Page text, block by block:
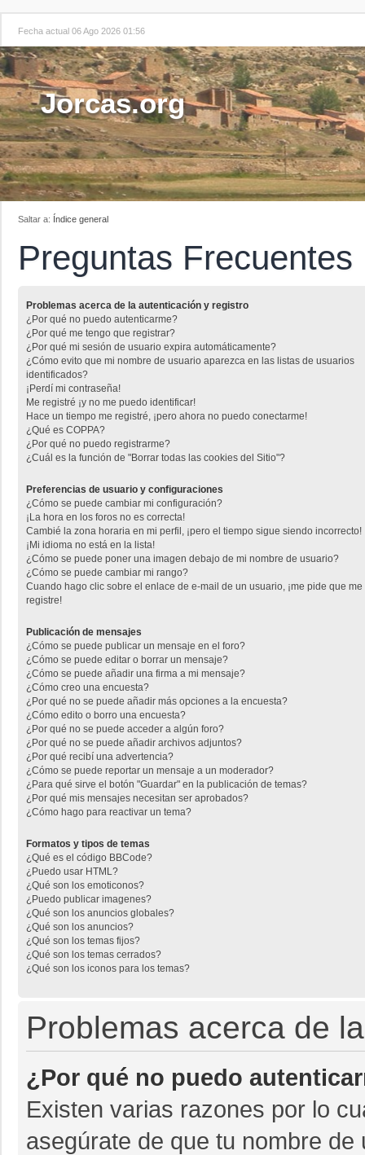
Fecha actual 06 Ago 2026 01:56
Jorcas.org
Saltar a: Índice general
Preguntas Frecuentes
Problemas acerca de la autenticación y registro
¿Por qué no puedo autenticarme?
¿Por qué me tengo que registrar?
¿Por qué mi sesión de usuario expira automáticamente?
¿Cómo evito que mi nombre de usuario aparezca en las listas de usuarios
identificados?
¡Perdí mi contraseña!
Me registré ¡y no me puedo identificar!
Hace un tiempo me registré, ¡pero ahora no puedo conectarme!
¿Qué es COPPA?
¿Por qué no puedo registrarme?
¿Cuál es la función de "Borrar todas las cookies del Sitio"?
Preferencias de usuario y configuraciones
¿Cómo se puede cambiar mi configuración?
¡La hora en los foros no es correcta!
Cambié la zona horaria en mi perfil, ¡pero el tiempo sigue siendo incorrecto!
¡Mi idioma no está en la lista!
¿Cómo se puede poner una imagen debajo de mi nombre de usuario?
¿Cómo se puede cambiar mi rango?
Cuando hago clic sobre el enlace de e-mail de un usuario, ¡me pide que me
registre!
Publicación de mensajes
¿Cómo se puede publicar un mensaje en el foro?
¿Cómo se puede editar o borrar un mensaje?
¿Cómo se puede añadir una firma a mi mensaje?
¿Cómo creo una encuesta?
¿Por qué no se puede añadir más opciones a la encuesta?
¿Cómo edito o borro una encuesta?
¿Por qué no se puede acceder a algún foro?
¿Por qué no se puede añadir archivos adjuntos?
¿Por qué recibí una advertencia?
¿Cómo se puede reportar un mensaje a un moderador?
¿Para qué sirve el botón "Guardar" en la publicación de temas?
¿Por qué mis mensajes necesitan ser aprobados?
¿Cómo hago para reactivar un tema?
Formatos y tipos de temas
¿Qué es el código BBCode?
¿Puedo usar HTML?
¿Qué son los emoticonos?
¿Puedo publicar imagenes?
¿Qué son los anuncios globales?
¿Qué son los anuncios?
¿Qué son los temas fijos?
¿Qué son los temas cerrados?
¿Qué son los iconos para los temas?
Problemas acerca de
¿Por qué no puedo
Existen varias razones por lo
asegúrate de que tu nombre